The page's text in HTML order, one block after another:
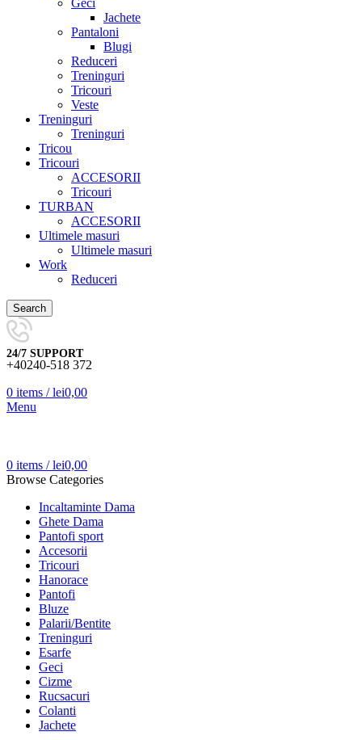
Geci
Jachete
Pantaloni
Blugi
Reduceri
Treninguri
Tricouri
Veste
Treninguri
Treninguri
Tricou
Tricouri
ACCESORII
Tricouri
TURBAN
ACCESORII
Ultimele masuri
Ultimele masuri
Work
Reduceri
Search
24/7 SUPPORT
+40240-518 372
0 items / lei0,00
Menu
0 items / lei0,00
Browse Categories
Incaltaminte Dama
Ghete Dama
Pantofi sport
Accesorii
Tricouri
Hanorace
Pantofi
Bluze
Palarii/Bentite
Treninguri
Esarfe
Geci
Cizme
Rucsacuri
Colanti
Jachete